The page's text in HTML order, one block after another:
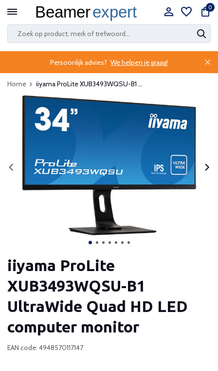
0
Persoonlijk advies? We helpen je graag!
Home iiyama ProLite XUB3493WQSU-B1 ...
iiyama ProLite
XUB3493WQSU-B1
UltraWide Quad HD LED
computer monitor
EAN code: 4948570117147